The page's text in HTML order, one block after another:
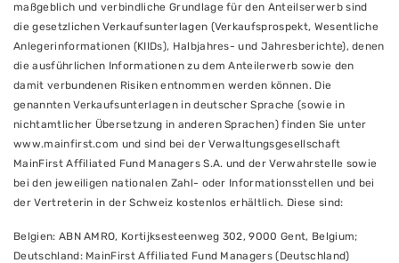
maßgeblich und verbindliche Grundlage für den Anteilserwerb sind
die gesetzlichen Verkaufsunterlagen (Verkaufsprospekt, Wesentliche
Anlegerinformationen (KIIDs), Halbjahres- und Jahresberichte), denen
die ausführlichen Informationen zu dem Anteilerwerb sowie den
damit verbundenen Risiken entnommen werden können. Die
genannten Verkaufsunterlagen in deutscher Sprache (sowie in
nichtamtlicher Übersetzung in anderen Sprachen) finden Sie unter
www.mainfirst.com und sind bei der Verwaltungsgesellschaft
MainFirst Affiliated Fund Managers S.A. und der Verwahrstelle sowie
bei den jeweiligen nationalen Zahl- oder Informationsstellen und bei
der Vertreterin in der Schweiz kostenlos erhältlich. Diese sind:
Belgien: ABN AMRO, Kortijksesteenweg 302, 9000 Gent, Belgium;
Deutschland: MainFirst Affiliated Fund Managers (Deutschland)